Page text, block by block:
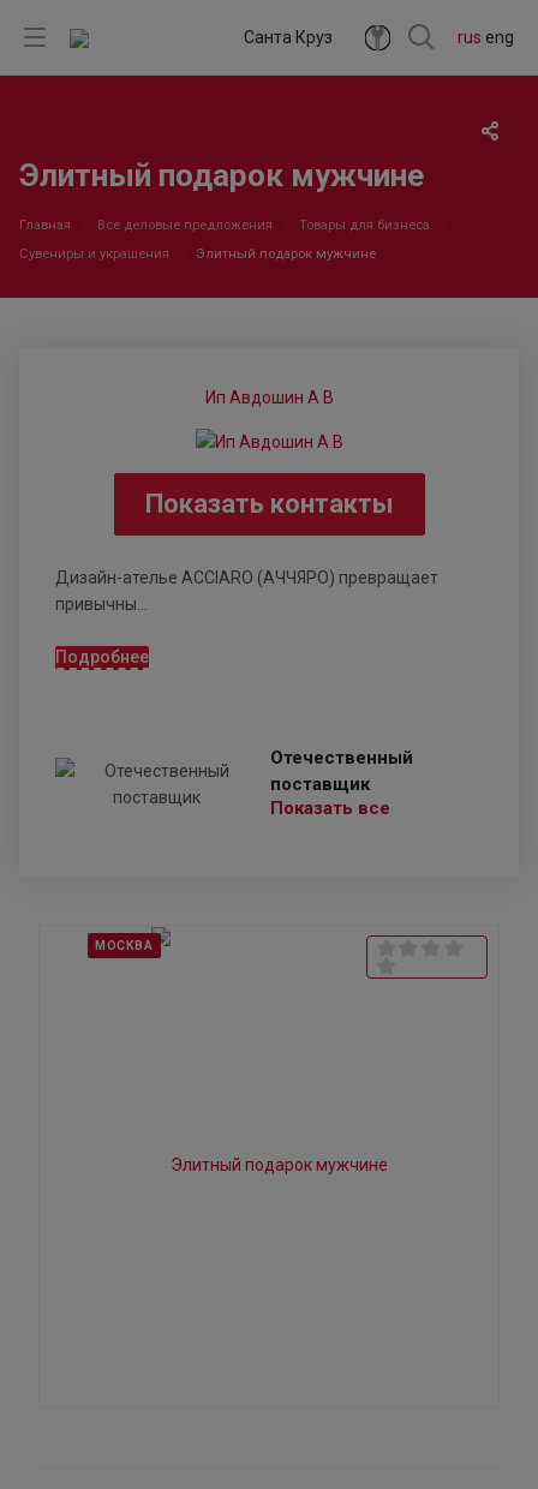
rus eng
Санта Круз
Элитный подарок мужчине
Главная Все деловые предложения
Товары для бизнеса
Сувениры и украшения
Элитный подарок мужчине
Ип Авдошин А В
Показать контакты
Дизайн-ателье ACCIARO (АЧЧЯРО) превращает
привычны...
Подробнее
Отечественный
поставщик
Показать все
МОСКВА